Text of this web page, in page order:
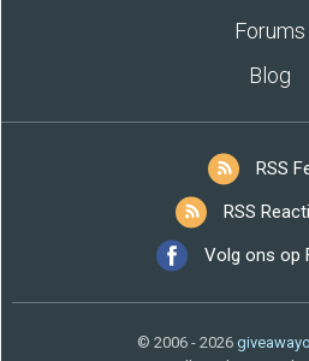
Forums
Blog
RSS
RSS
Volg ons op
© 2006 - 2026